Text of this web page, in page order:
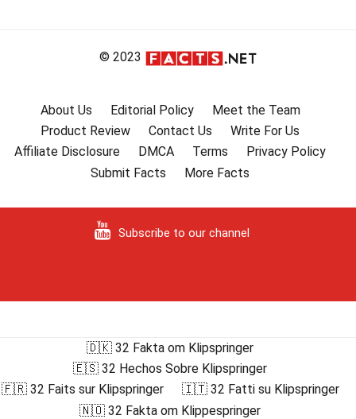
© 2023
About Us Editorial Policy
Meet the Team
Product Review
Contact Us
Write For Us
Affiliate Disclosure
DMCA Terms
Privacy Policy
Submit Facts
More Facts
Subscribe to our channel
🇩🇰 32 Fakta om Klipspringer
🇪🇸 32 Hechos Sobre Klipspringer
🇫🇷 32 Faits sur Klipspringer
🇮🇹 32 Fatti su Klipspringer
🇳🇴 32 Fakta om Klippespringer